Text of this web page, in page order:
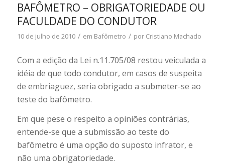
BAFÔMETRO – OBRIGATORIEDADE OU
FACULDADE DO CONDUTOR
10 de julho de 2010 / em Bafômetro / por Cristiano Machado
Com a edição da Lei n.11.705/08 restou veiculada a
idéia de que todo condutor, em casos de suspeita
de embriaguez, seria obrigado a submeter-se ao
teste do bafômetro.
Em que pese o respeito a opiniões contrárias,
entende-se que a submissão ao teste do
bafômetro é uma opção do suposto infrator, e
não uma obrigatoriedade.